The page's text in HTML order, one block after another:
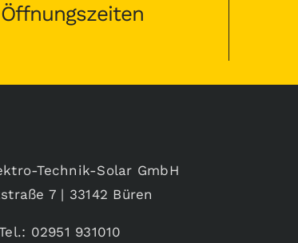
Öffnungszeiten
Technik-Solar GmbH
7 | 33142 Büren
02951 931010